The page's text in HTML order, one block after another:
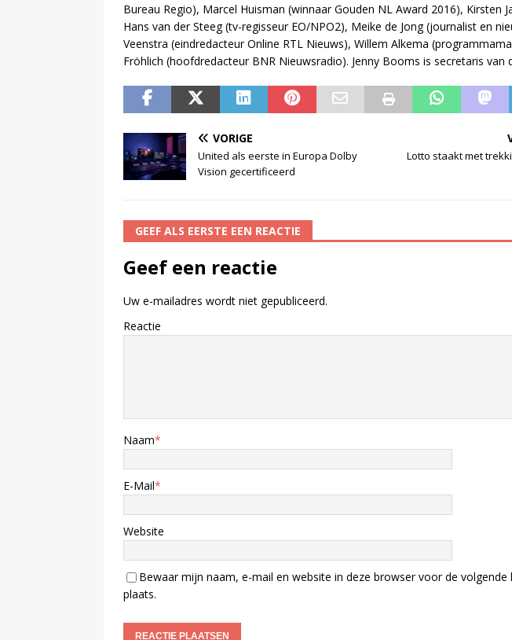
Bureau Regio), Marcel Huisman (winnaar Gouden NL Award 2016), Kirsten
Hans van der Steeg (tv-regisseur EO/NPO2), Meike de Jong (journalist en
Veenstra (eindredacteur Online RTL Nieuws), Willem Alkema
Fröhlich (hoofdredacteur BNR Nieuwsradio). Jenny Booms is secretaris van
VORIGE
United als eerste in Europa Dolby
Vision gecertificeerd
Lotto staakt met
GEEF ALS EERSTE EEN REACTIE
Geef een reactie
Uw e-mailadres wordt niet gepubliceerd.
Reactie
Naam*
E-Mail*
Website
Bewaar mijn naam, e-mail en website in deze browser voor de volgende
plaats.